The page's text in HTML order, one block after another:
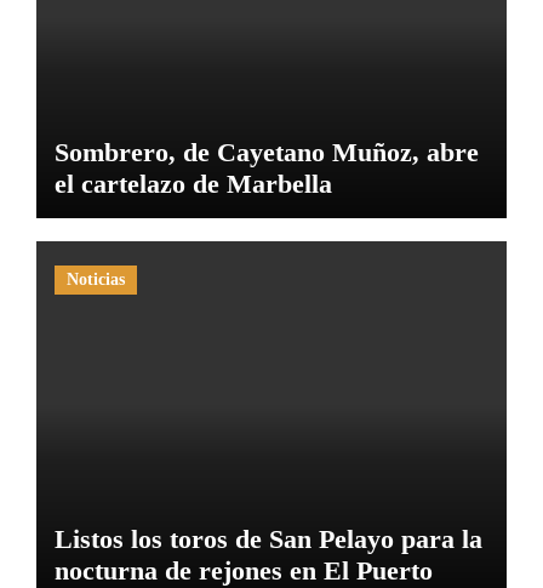
Sombrero, de Cayetano Muñoz, abre
el cartelazo de Marbella
Noticias
Listos los toros de San Pelayo para la
nocturna de rejones en El Puerto